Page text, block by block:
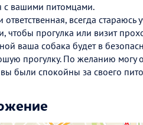
с вашими питомцами.
всегда стараюсь
чтобы прогулка или визит
ваша собака будет в
прогулку. По желанию могу
были спокойны за своего